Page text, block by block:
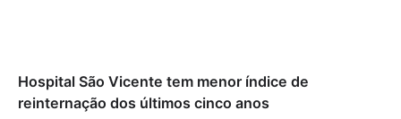
Hospital São Vicente tem menor índice de
reinternação dos últimos cinco anos